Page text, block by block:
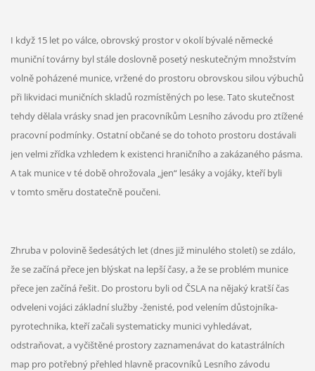
I když 15 let po válce, obrovský prostor v okolí bývalé německé
muniční továrny byl stále doslovně posetý neskutečným množstvím
volně poházené munice, vržené do prostoru obrovskou silou výbuchů
při likvidaci muničních skladů rozmístěných po lese. Tato skutečnost
tehdy dělala vrásky snad jen pracovníkům Lesního závodu pro ztížené
pracovní podmínky. Ostatní občané se do tohoto prostoru dostávali
jen velmi zřídka vzhledem k existenci hraničního a zakázaného pásma.
A tak munice v té době ohrožovala „jen“ lesáky a vojáky, kteří byli
v tomto směru dostatečně poučeni.
Zhruba v polovině šedesátých let (dnes již minulého století) se zdálo,
že se začíná přece jen blýskat na lepší časy, a že se problém munice
přece jen začíná řešit. Do prostoru byli od ČSLA na nějaký kratší čas
odveleni vojáci základní služby -ženisté, pod velením důstojníka-
pyrotechnika, kteří začali systematicky munici vyhledávat,
odstraňovat, a vyčištěné prostory zaznamenávat do katastrálních
map pro potřebný přehled hlavně pracovníků Lesního závodu